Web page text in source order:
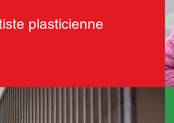
plasticienne